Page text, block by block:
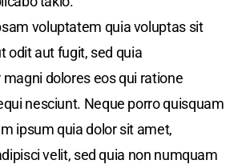
voluptatem quia voluptas sit
odit aut fugit, sed quia
dolores eos qui ratione
nesciunt. Neque porro quisquam
ipsum quia dolor sit amet,
velit, sed quia non numquam